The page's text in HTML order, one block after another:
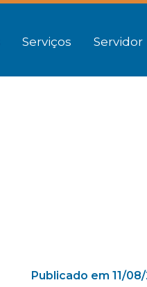
Serviços Servidor
Publicado em 11/